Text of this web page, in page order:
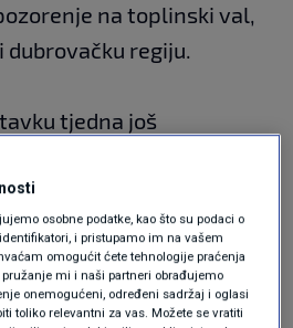
na toplinski val,
regiju.
tjedna još
može biti
s grmljavinom, većinom
osobne podatke, kao što su podaci o
i pristupamo im na vašem
omogućit ćete tehnologije praćenja
mi i naši partneri obrađujemo
onemogućeni, određeni sadržaj i oglasi
toliko relevantni za vas. Možete se vratiti